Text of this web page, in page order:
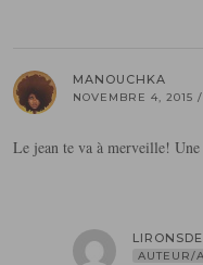
MANOUCHKA
NOVEMBRE 4, 2015
Le jean te va à merveille! Une
AUTEUR/